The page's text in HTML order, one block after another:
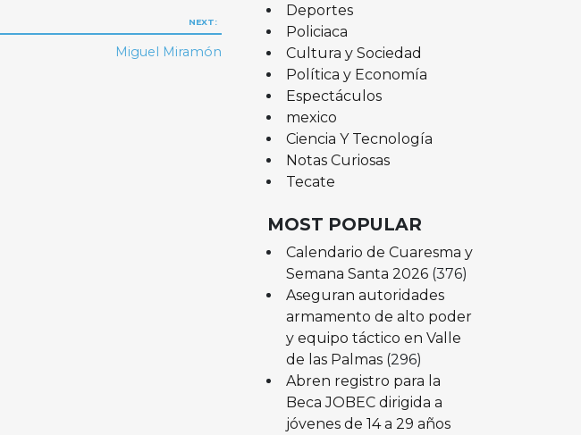
NEXT:
Miguel Miramón
Deportes
Policiaca
Cultura y Sociedad
Política y Economía
Espectáculos
mexico
Ciencia Y Tecnología
Notas Curiosas
Tecate
MOST POPULAR
Calendario de Cuaresma y
Semana Santa 2026 (376)
Aseguran autoridades
armamento de alto poder
y equipo táctico en Valle
de las Palmas (296)
Abren registro para la
Beca JOBEC dirigida a
jóvenes de 14 a 29 años